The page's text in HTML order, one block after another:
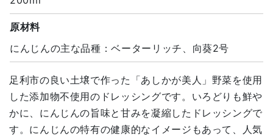
原材料
にんじんの主な品種：ベーターリッチ、向葵2号
足利市の良い土壌で作った「あしかが美人」野菜を使用
した添加物不使用のドレッシングです。いろどりも鮮や
かに、にんじんの旨味と甘みを凝縮したドレッシングで
す。にんじんの特有の健康的なイメージもあって、人気